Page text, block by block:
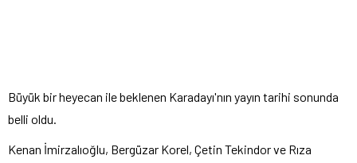
Büyük bir heyecan ile beklenen Karadayı'nın yayın tarihi sonunda
belli oldu.
Kenan İmirzalıoğlu, Bergüzar Korel, Çetin Tekindor ve Rıza